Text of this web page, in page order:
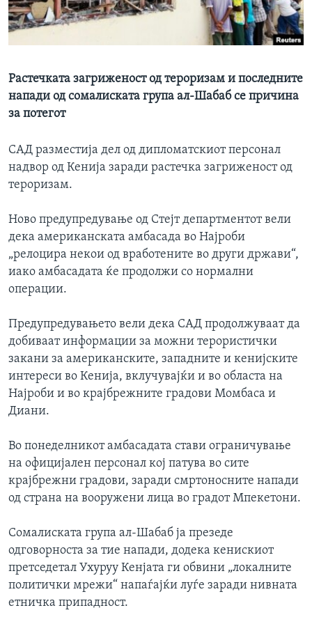
ИНТЕРВЈУА
Јазици
Растечката загриженост од тероризам и последните
напади од сомалиската група ал-Шабаб се причина
за потегот
САД разместија дел од дипломатскиот персонал
надвор од Кенија заради растечка загриженост од
тероризам.
Ново предупредување од Стејт департментот вели
дека американската амбасада во Најроби
„релоцира некои од вработените во други држави“,
иако амбасадата ќе продолжи со нормални
операции.
Предупредувањето вели дека САД продолжуваат да
добиваат информации за можни терористички
закани за американските, западните и кенијските
интереси во Кенија, вклучувајќи и во областа на
Најроби и во крајбрежните градови Момбаса и
Диани.
Во понеделникот амбасадата стави ограничување
на официјален персонал кој патува во сите
крајбрежни градови, заради смртоносните напади
од страна на вооружени лица во градот Мпекетони.
Сомалиската група ал-Шабаб ја презеде
одговорноста за тие напади, додека кенискиот
претседетал Ухуруу Кенјата ги обвини „локалните
политички мрежи“ напаѓајќи луѓе заради нивната
етничка припадност.